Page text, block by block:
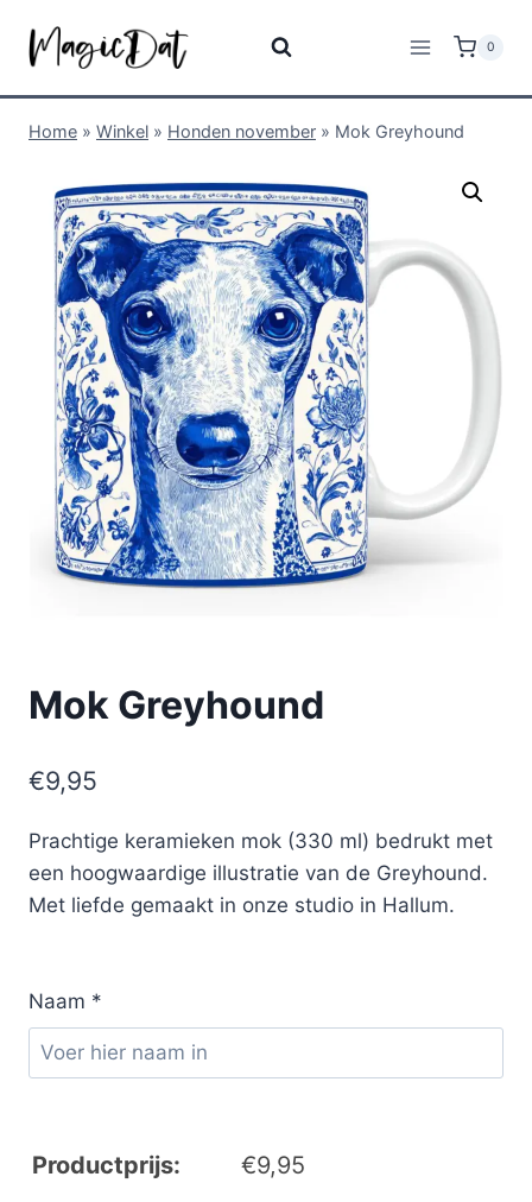
0
Home » Winkel » Honden november » Mok Greyhound
Mok Greyhound
€9,95
Prachtige keramieken mok (330 ml) bedrukt met
een hoogwaardige illustratie van de Greyhound.
Met liefde gemaakt in onze studio in Hallum.
Naam *
Productprijs: €9,95